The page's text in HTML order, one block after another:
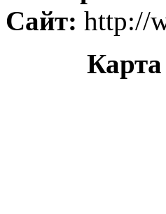
Сайт: http://